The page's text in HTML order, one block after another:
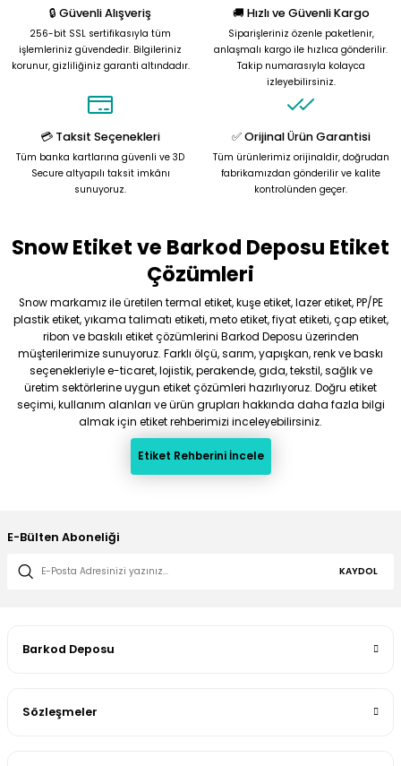
Ürün resmi kalitesiz, bozuk veya görüntülenemiyor.
Ürün açıklamasında eksik bilgiler bulunuyor.
Ürün bilgilerinde hatalar bulunuyor.
Ürün fiyatı diğer sitelerden daha pahalı.
Gönder
🔒 Güvenli Alışveriş
256-bit SSL sertifikasıyla tüm
işlemleriniz güvendedir. Bilgileriniz
korunur, gizliliğiniz garanti altındadır.
🚚 Hızlı ve Güvenli Kargo
Siparişleriniz özenle paketlenir,
anlaşmalı kargo ile hızlıca gönderilir.
Takip numarasıyla kolayca
izleyebilirsiniz.
💳 Taksit Seçenekleri
Tüm banka kartlarına güvenli ve 3D
Secure altyapılı taksit imkânı
sunuyoruz.
✅ Orijinal Ürün Garantisi
Tüm ürünlerimiz orijinaldir, doğrudan
fabrikamızdan gönderilir ve kalite
kontrolünden geçer.
Snow Etiket ve Barkod Deposu Etiket
Çözümleri
Snow markamız ile üretilen termal etiket, kuşe etiket, lazer etiket, PP/PE
plastik etiket, yıkama talimatı etiketi, meto etiket, fiyat etiketi, çap etiket,
ribon ve baskılı etiket çözümlerini Barkod Deposu üzerinden
müşterilerimize sunuyoruz. Farklı ölçü, sarım, yapışkan, renk ve baskı
seçenekleriyle e-ticaret, lojistik, perakende, gıda, tekstil, sağlık ve
üretim sektörlerine uygun etiket çözümleri hazırlıyoruz. Doğru etiket
seçimi, kullanım alanları ve ürün grupları hakkında daha fazla bilgi
almak için etiket rehberimizi inceleyebilirsiniz.
Etiket Rehberini İncele
E-Bülten Aboneliği
KAYDOL
Barkod Deposu
Sözleşmeler